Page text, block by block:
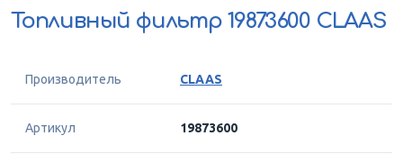
Топливный фильтр 19873600 CLAAS
Производитель CLAAS
Артикул 19873600